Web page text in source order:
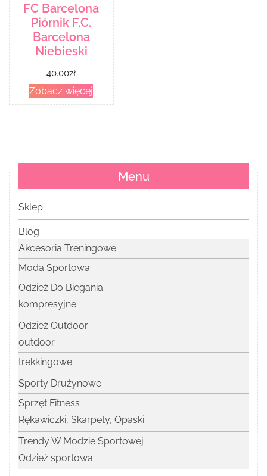
FC Barcelona
Piórnik F.C.
Barcelona
Niebieski
40.00zł
Zobacz więcej
Menu
Sklep
Blog
Akcesoria Treningowe
Moda Sportowa
Odzież Do Biegania
kompresyjne
Odzież Outdoor
outdoor
trekkingowe
Sporty Drużynowe
Sprzęt Fitness
Rękawiczki, Skarpety, Opaski.
Trendy W Modzie Sportowej
Odzież sportowa